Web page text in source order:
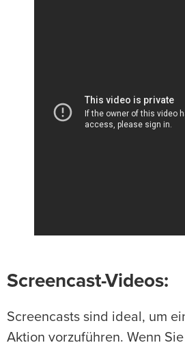
Screencast-Videos:
Screencasts sind ideal, um
Aktion vorzuführen. Wenn